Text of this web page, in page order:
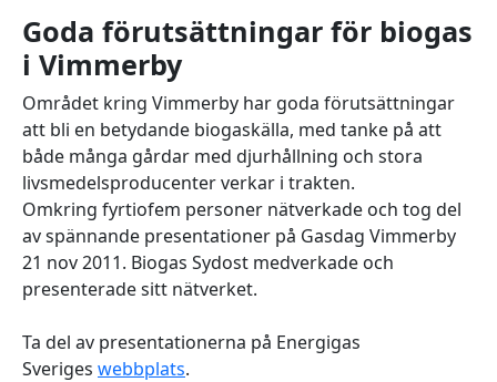
Goda förutsättningar för biogas
i Vimmerby
Området kring Vimmerby har goda förutsättningar
att bli en betydande biogaskälla, med tanke på att
både många gårdar med djurhållning och stora
livsmedelsproducenter verkar i trakten.
Omkring fyrtiofem personer nätverkade och tog del
av spännande presentationer på Gasdag Vimmerby
21 nov 2011. Biogas Sydost medverkade och
presenterade sitt nätverket.
Ta del av presentationerna på Energigas
Sveriges webbplats.